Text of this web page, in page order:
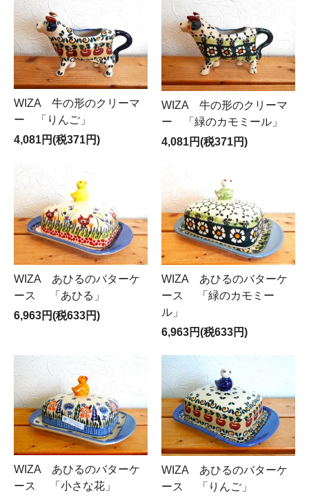
WIZA 牛の形のクリーマ
ー 「りんご」
4,081円(税371円)
WIZA 牛の形のクリーマ
ー 「緑のカモミール」
4,081円(税371円)
WIZA あひるのバターケ
ース 「あひる」
6,963円(税633円)
WIZA あひるのバターケ
ース 「緑のカモミー
ル」
6,963円(税633円)
WIZA あひるのバターケ
ース 「小さな花」
WIZA あひるのバターケ
ース 「りんご」